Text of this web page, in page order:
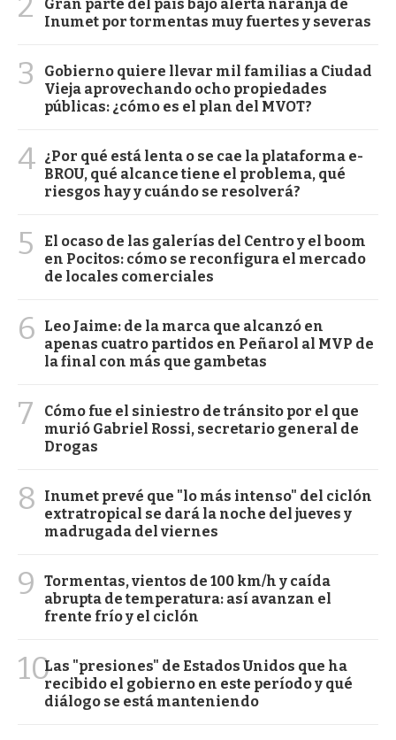
Gran parte del país bajo alerta naranja de
Inumet por tormentas muy fuertes y severas
3
Gobierno quiere llevar mil familias a Ciudad
Vieja aprovechando ocho propiedades
públicas: ¿cómo es el plan del MVOT?
4 ¿Por qué está lenta o se cae la plataforma e-
BROU, qué alcance tiene el problema, qué
riesgos hay y cuándo se resolverá?
5
El ocaso de las galerías del Centro y el boom
en Pocitos: cómo se reconfigura el mercado
de locales comerciales
6
Leo Jaime: de la marca que alcanzó en
apenas cuatro partidos en Peñarol al MVP de
la final con más que gambetas
7
Cómo fue el siniestro de tránsito por el que
murió Gabriel Rossi, secretario general de
Drogas
8
Inumet prevé que "lo más intenso" del ciclón
extratropical se dará la noche del jueves y
madrugada del viernes
9
Tormentas, vientos de 100 km/h y caída
abrupta de temperatura: así avanzan el
frente frío y el ciclón
10Las "presiones" de Estados Unidos que ha
recibido el gobierno en este período y qué
diálogo se está manteniendo